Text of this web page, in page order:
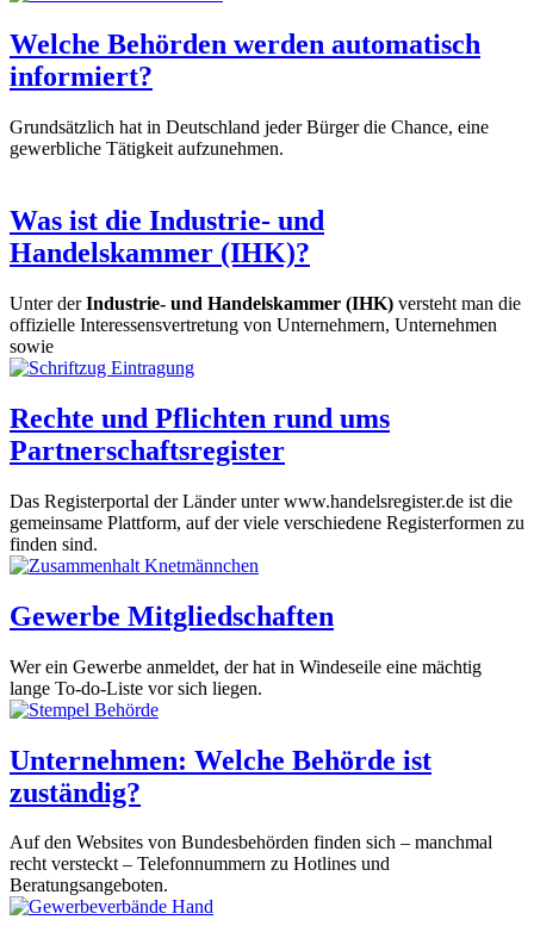
Welche Behörden werden automatisch
informiert?
Grundsätzlich hat in Deutschland jeder Bürger die Chance, eine
gewerbliche Tätigkeit aufzunehmen.
Was ist die Industrie- und
Handelskammer (IHK)?
Unter derIndustrie- und Handelskammer (IHK) versteht man die
offizielle Interessensvertretung von Unternehmern, Unternehmen
sowie
Rechte und Pflichten rund ums
Partnerschaftsregister
Das Registerportal der Länder unter www.handelsregister.de ist die
gemeinsame Plattform, auf der viele verschiedene Registerformen zu
finden sind.
Gewerbe Mitgliedschaften
Wer ein Gewerbe anmeldet, der hat in Windeseile eine mächtig
lange To-do-Liste vor sich liegen.
Unternehmen: Welche Behörde ist
zuständig?
Auf den Websites von Bundesbehörden finden sich – manchmal
recht versteckt – Telefonnummern zu Hotlines und
Beratungsangeboten.